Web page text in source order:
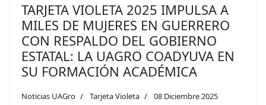
TARJETA VIOLETA 2025 IMPULSA A
MILES DE MUJERES EN GUERRERO
CON RESPALDO DEL GOBIERNO
ESTATAL: LA UAGRO COADYUVA EN
SU FORMACIÓN ACADÉMICA
Noticias UAGro Tarjeta Violeta 08 Diciembre 2025